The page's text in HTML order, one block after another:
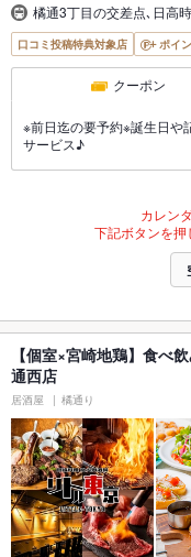
橘通3丁目の交差点､日高
口コミ投稿特典対象店 ポイ
クーポン
※前日迄の要予約※誕生日や
サービス♪
カレン
下記ボタンを押
【個室×宮崎地鶏】食べ
通西店
居酒屋 橘通り